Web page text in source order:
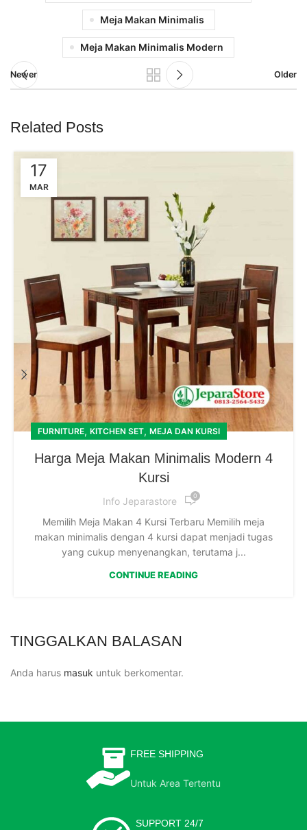
Meja Makan Minimalis
Meja Makan Minimalis Modern
Newer Older
Related Posts
17
MAR
FURNITURE, KITCHEN SET, MEJA DAN KURSI
Harga Meja Makan Minimalis Modern 4
Kursi
Info Jeparastore 0
Memilih Meja Makan 4 Kursi Terbaru Memilih meja
makan minimalis dengan 4 kursi dapat menjadi tugas
yang cukup menyenangkan, terutama j...
CONTINUE READING
TINGGALKAN BALASAN
Anda harus masuk untuk berkomentar.
FREE SHIPPING
Untuk Area Tertentu
SUPPORT 24/7